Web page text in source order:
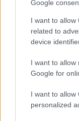
Google
I want to allow
related to
device
I want to allow
Google for
I want to allow
personalized
nem
7